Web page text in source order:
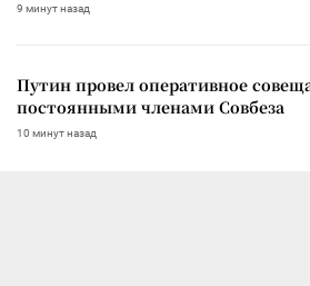
9 минут назад
Путин провел оперативное
постоянными членами Совбеза
10 минут назад